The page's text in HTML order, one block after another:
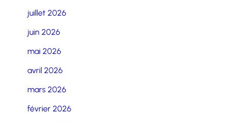
juillet 2026
juin 2026
mai 2026
avril 2026
mars 2026
février 2026